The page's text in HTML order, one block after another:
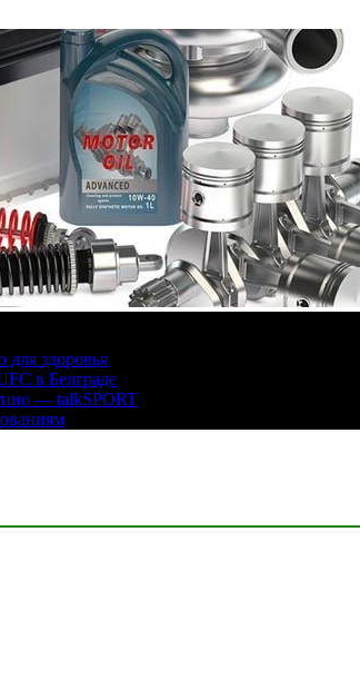
здоровья
в Белграде
— talkSPORT